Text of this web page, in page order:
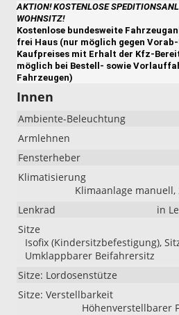
AKTION! KOSTENLOSE
WOHNSITZ!
Kostenlose bundesweite
frei Haus (nur möglich gegen
Kaufpreises mit Erhalt der Kfz-
möglich bei Bestell- sowie
Fahrzeugen)
Innen
Ambiente-Beleuchtung
Armlehnen
Fensterheber
Klimatisierung
Klimaanlage
Lenkrad
in
Sitze
Isofix (Kindersitzbefestigung),
Umklappbarer Beifahrersitz
Sitze: Lordosenstütze
Sitze: Verstellbarkeit
Höhenverstellbarer